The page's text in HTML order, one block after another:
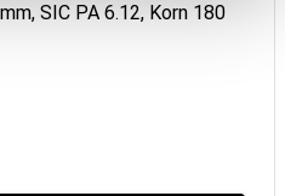
SIC PA 6.12, Korn 180